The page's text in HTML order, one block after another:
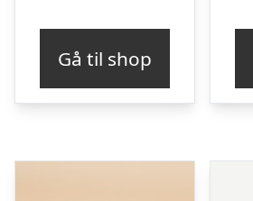
Gå til shop